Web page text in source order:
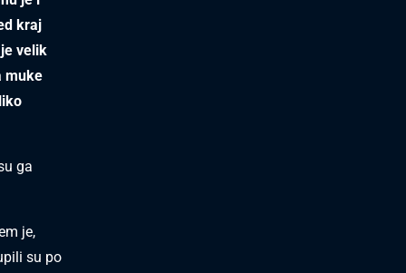
kraj
velik
muke
ga
je,
su po